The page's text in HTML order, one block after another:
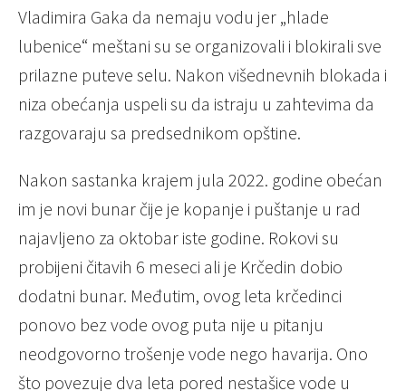
Vladimira Gaka da nemaju vodu jer „hlade
lubenice“ meštani su se organizovali i blokirali sve
prilazne puteve selu. Nakon višednevnih blokada i
niza obećanja uspeli su da istraju u zahtevima da
razgovaraju sa predsednikom opštine.
Nakon sastanka krajem jula 2022. godine obećan
im je novi bunar čije je kopanje i puštanje u rad
najavljeno za oktobar iste godine. Rokovi su
probijeni čitavih 6 meseci ali je Krčedin dobio
dodatni bunar. Međutim, ovog leta krčedinci
ponovo bez vode ovog puta nije u pitanju
neodgovorno trošenje vode nego havarija. Ono
što povezuje dva leta pored nestašice vode u